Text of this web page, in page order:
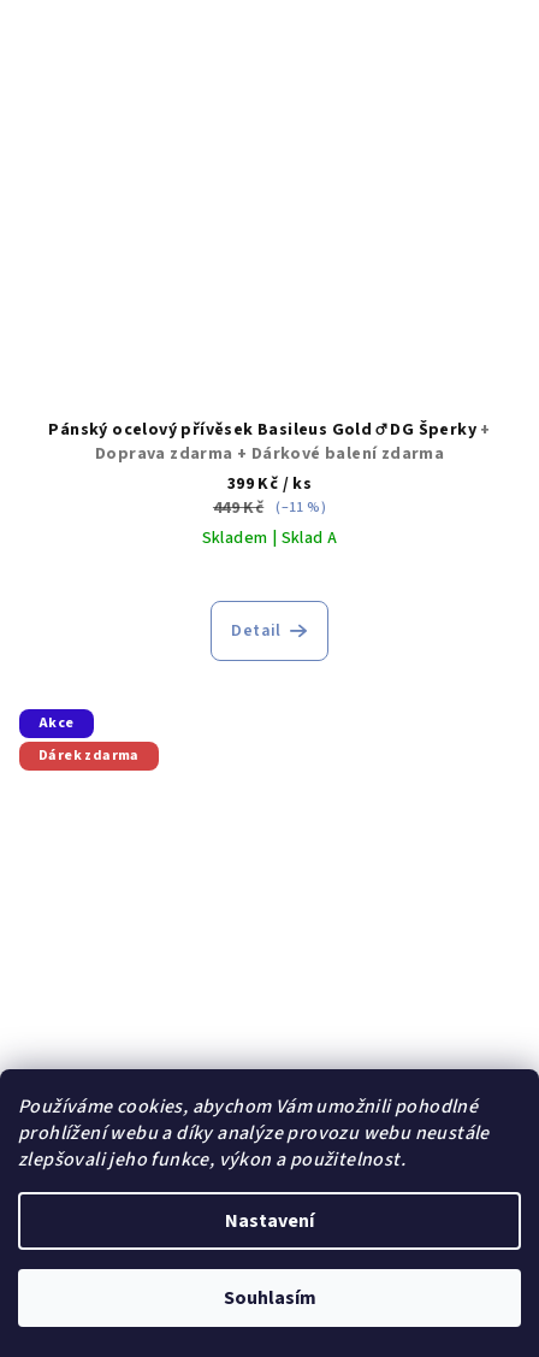
Používáme cookies, abychom Vám umožnili pohodlné
prohlížení webu a díky analýze provozu webu neustále
zlepšovali jeho funkce, výkon a použitelnost.
Nastavení
Souhlasím
Pánský ocelový přívěsek Basileus Gold ♂️ DG Šperky +
Doprava zdarma + Dárkové balení zdarma
399 Kč / ks
449 Kč (–11 %)
Skladem | Sklad A
Detail
Akce
Dárek zdarma
Pánský ocelový přívěsek Dravion ♂️ DG Šperky+ Doprava
zdarma + Dárkové balení zdarma
399 Kč/ ks